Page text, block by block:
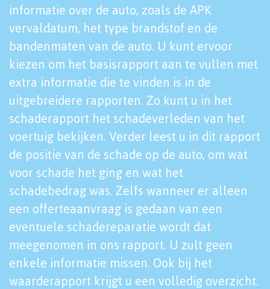
informatie over de auto, zoals de APK
vervaldatum, het type brandstof en de
bandenmaten van de auto. U kunt ervoor
kiezen om het basisrapport aan te vullen met
extra informatie die te vinden is in de
uitgebreidere rapporten. Zo kunt u in het
schaderapport het schadeverleden van het
voertuig bekijken. Verder leest u in dit rapport
de positie van de schade op de auto, om wat
voor schade het ging en wat het
schadebedrag was. Zelfs wanneer er alleen
een offerteaanvraag is gedaan van een
eventuele schadereparatie wordt dat
meegenomen in ons rapport. U zult geen
enkele informatie missen. Ook bij het
waarderapport krijgt u een volledig overzicht.